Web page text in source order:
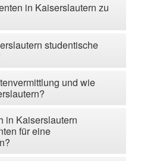
in Kaiserslautern zu
studentische
und wie
in Kaiserslautern
für eine